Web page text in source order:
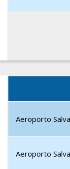
Aeroporto
Aeroporto